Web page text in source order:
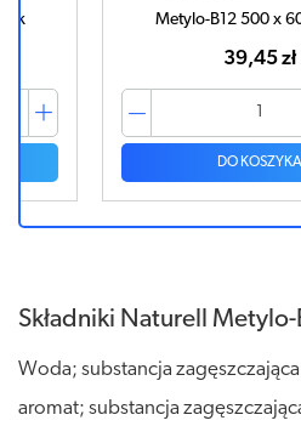
Metylo-B12 500 x
39,45 zł
DO KOSZYKA
Składniki Naturell Metylo-
Woda; substancja
aromat; substancja